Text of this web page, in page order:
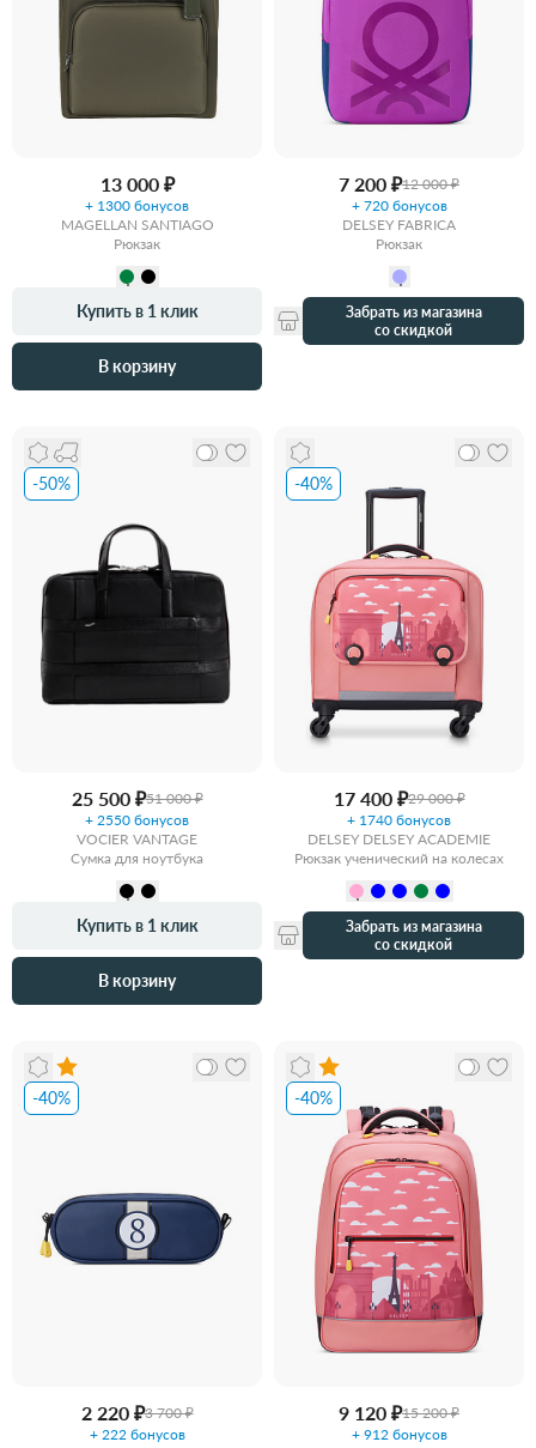
13 000 ₽
+ 1300 бонусов
MAGELLAN SANTIAGO
Рюкзак
Купить в 1 клик
В корзину
7 200 ₽12 000 ₽
+ 720 бонусов
DELSEY FABRICA
Рюкзак
Забрать из магазина
со скидкой
-50%
25 500 ₽51 000 ₽
+ 2550 бонусов
VOCIER VANTAGE
Сумка для ноутбука
Купить в 1 клик
В корзину
-40%
17 400 ₽29 000 ₽
+ 1740 бонусов
DELSEY DELSEY ACADEMIE
Рюкзак ученический на колесах
Забрать из магазина
со скидкой
-40%
2 220 ₽3 700 ₽
+ 222 бонусов
-40%
9 120 ₽15 200 ₽
+ 912 бонусов